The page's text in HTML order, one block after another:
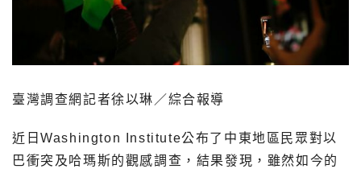
臺灣調查網記者徐以琳／綜合報導
近日Washington Institute公布了中東地區民眾對以
巴衝突及哈瑪斯的觀感調查，結果發現，雖然如今的